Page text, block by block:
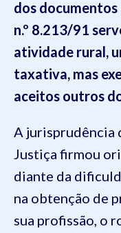
dos
n.º 8.213/91
atividade rural,
taxativa, mas
aceitos outros
A jurisprudência
Justiça firmou
diante da
na obtenção de
sua profissão, o